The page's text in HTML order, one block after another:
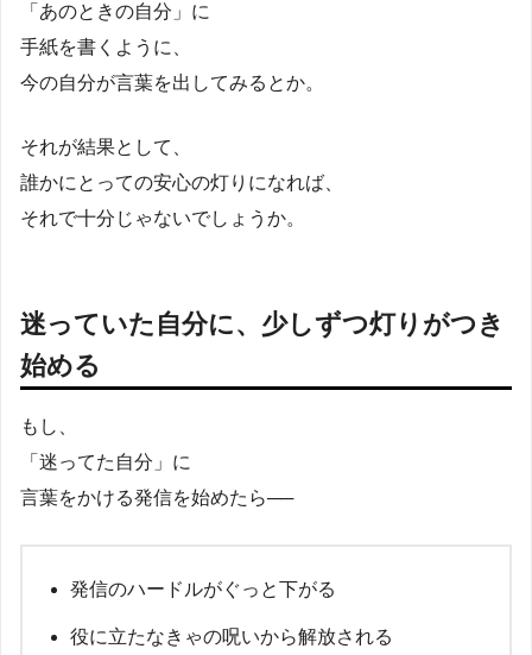
「あのときの自分」に
手紙を書くように、
今の自分が言葉を出してみるとか。
それが結果として、
誰かにとっての安心の灯りになれば、
それで十分じゃないでしょうか。
迷っていた自分に、少しずつ灯りがつき
始める
もし、
「迷ってた自分」に
言葉をかける発信を始めたら──
発信のハードルがぐっと下がる
役に立たなきゃの呪いから解放される